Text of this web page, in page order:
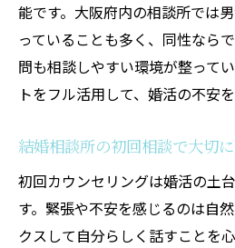
能です。大阪府内の相談所では
っていることも多く、同性なら
問も相談しやすい環境が整って
トをフル活用して、婚活の不安
結婚相談所の初回相談で大切
初回カウンセリングは婚活の土
す。緊張や不安を感じるのは自
クスして自分らしく話すことを